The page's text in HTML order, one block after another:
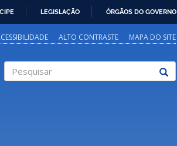
LEGISLAÇÃO ÓRGÃOS DO GOVERNO
ALTO CONTRASTE MAPA DO SITE